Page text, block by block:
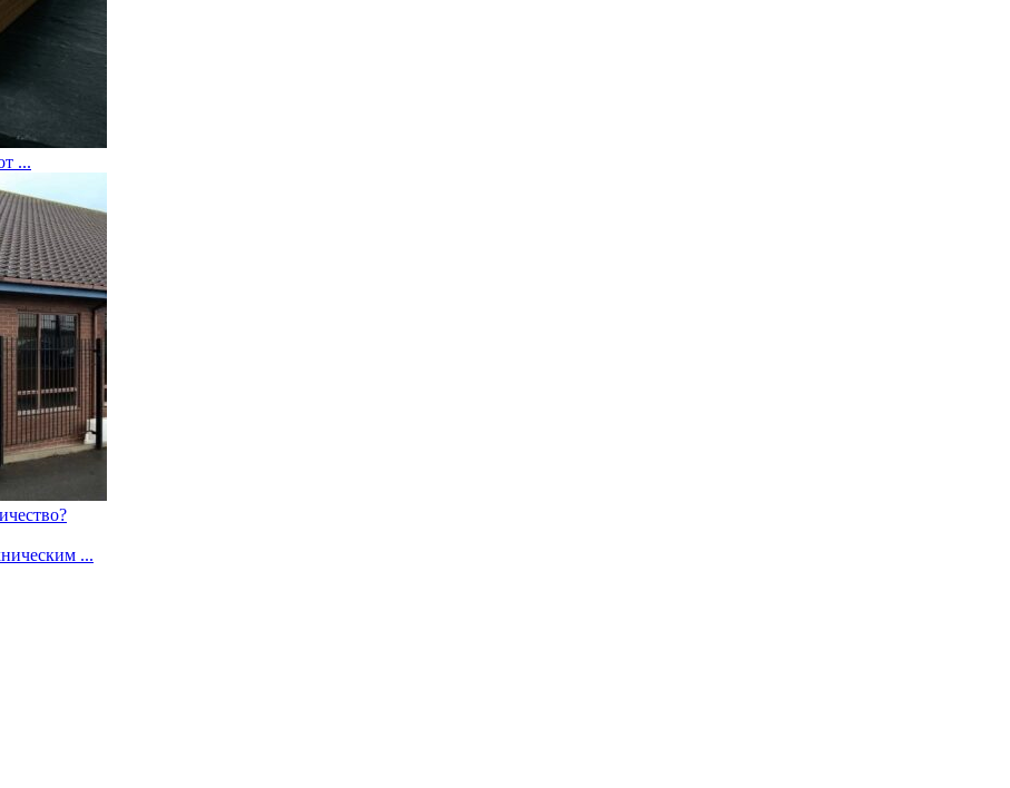
...
...